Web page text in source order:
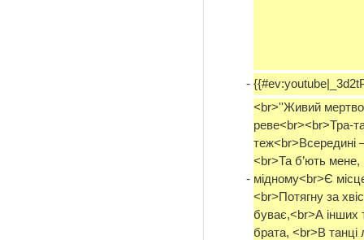
-
-
<br>''Живий
реве<br><br>Тра-
теж<br>Всередині
<br>Та б’ють мене,
мідному<br>Є
<br>Потягну за
буває,<br>А інших
брата, <br>В танці